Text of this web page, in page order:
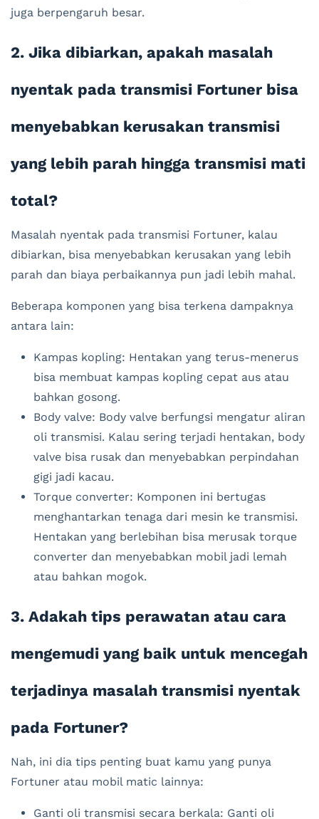
juga berpengaruh besar.
2. Jika dibiarkan, apakah masalah
nyentak pada transmisi Fortuner bisa
menyebabkan kerusakan transmisi
yang lebih parah hingga transmisi mati
total?
Masalah nyentak pada transmisi Fortuner, kalau
dibiarkan, bisa menyebabkan kerusakan yang lebih
parah dan biaya perbaikannya pun jadi lebih mahal.
Beberapa komponen yang bisa terkena dampaknya
antara lain:
Kampas kopling: Hentakan yang terus-menerus
bisa membuat kampas kopling cepat aus atau
bahkan gosong.
Body valve: Body valve berfungsi mengatur aliran
oli transmisi. Kalau sering terjadi hentakan, body
valve bisa rusak dan menyebabkan perpindahan
gigi jadi kacau.
Torque converter: Komponen ini bertugas
menghantarkan tenaga dari mesin ke transmisi.
Hentakan yang berlebihan bisa merusak torque
converter dan menyebabkan mobil jadi lemah
atau bahkan mogok.
3. Adakah tips perawatan atau cara
mengemudi yang baik untuk mencegah
terjadinya masalah transmisi nyentak
pada Fortuner?
Nah, ini dia tips penting buat kamu yang punya
Fortuner atau mobil matic lainnya:
Ganti oli transmisi secara berkala: Ganti oli